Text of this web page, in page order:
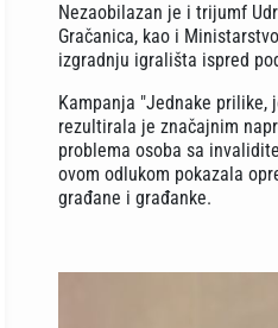
Nezaobilazan je i trijumf
Gračanica, kao i
izgradnju igrališta ispred
Kampanja "Jednake prilike,
rezultirala je značajnim
problema osoba sa
ovom odlukom pokazala
građane i građanke.